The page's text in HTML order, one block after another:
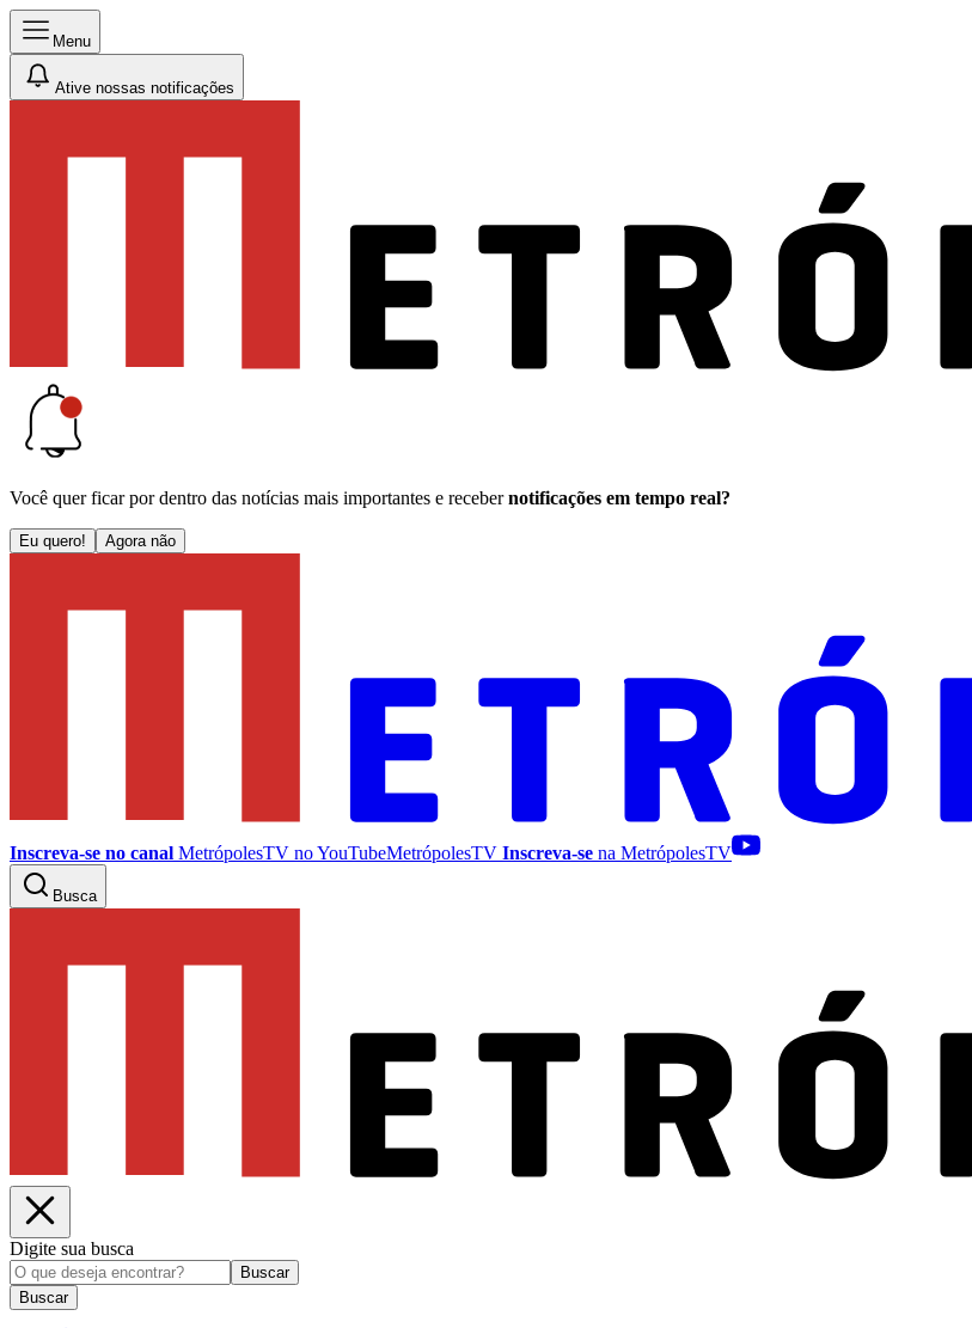
Menu
Ative nossas notificações
Você quer ficar por dentro das notícias mais importantes e receber notificações em tempo real?
Eu quero! Agora não
Inscreva-se no canal MetrópolesTV noYouTubeMetrópolesTV Inscreva-se na MetrópolesTV
Busca
Digite sua busca
Buscar
Buscar